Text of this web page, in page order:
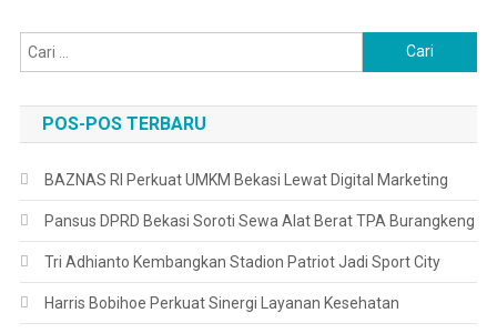
untuk:
POS-POS TERBARU
BAZNAS RI Perkuat UMKM Bekasi Lewat Digital Marketing
Pansus DPRD Bekasi Soroti Sewa Alat Berat TPA Burangkeng
Tri Adhianto Kembangkan Stadion Patriot Jadi Sport City
Harris Bobihoe Perkuat Sinergi Layanan Kesehatan